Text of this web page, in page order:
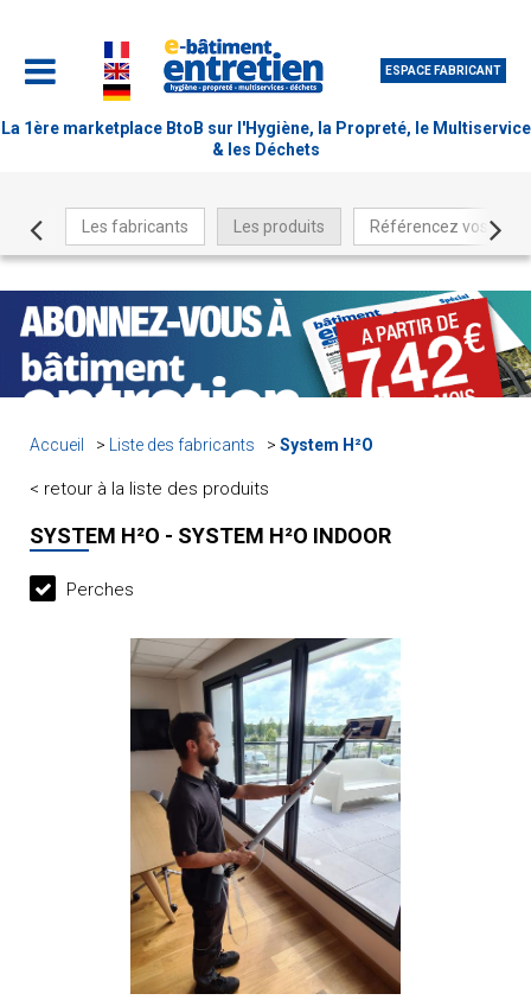
ESPACE FABRICANT
La 1ère marketplace BtoB sur l'Hygiène, la Propreté, le Multiservice
& les Déchets
Les fabricants Les produits Référencez vos
Accueil Liste des fabricants System H²O
< retour à la liste des produits
SYSTEM H²O - SYSTEM H²O INDOOR
Perches